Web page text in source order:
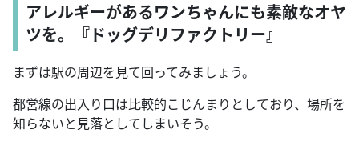
アレルギーがあるワンちゃんにも素敵なオヤ
ツを。『ドッグデリファクトリー』
まずは駅の周辺を見て回ってみましょう。
都営線の出入り口は比較的こじんまりとしており、場所を
知らないと見落としてしまいそう。